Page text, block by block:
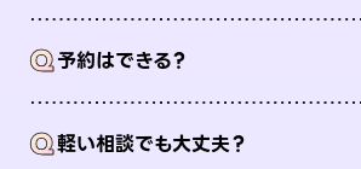
Q予約はできる？
Q軽い相談でも大丈夫？